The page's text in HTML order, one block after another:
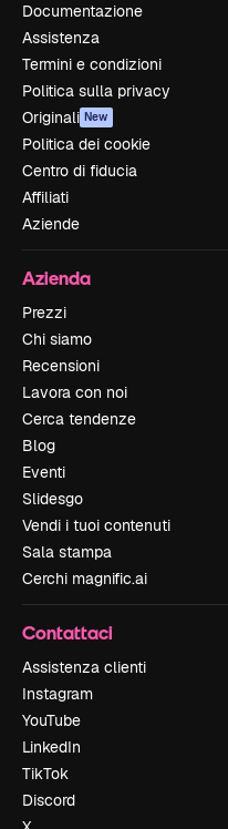
Documentazione
Assistenza
Termini e condizioni
Politica sulla privacy
Originali New
Politica dei cookie
Centro di fiducia
Affiliati
Aziende
Azienda
Prezzi
Chi siamo
Recensioni
Lavora con noi
Cerca tendenze
Blog
Eventi
Slidesgo
Vendi i tuoi contenuti
Sala stampa
Cerchi magnific.ai
Contattaci
Assistenza clienti
Instagram
YouTube
LinkedIn
TikTok
Discord